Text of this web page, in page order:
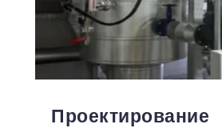
Проектирование